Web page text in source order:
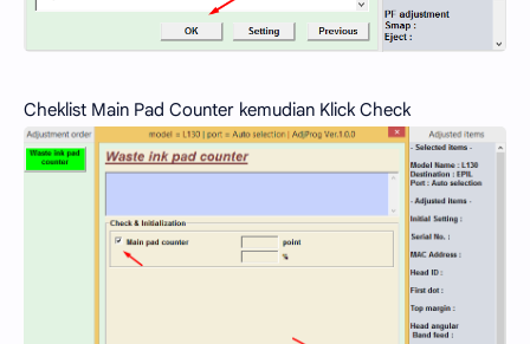
Cheklist Main Pad Counter kemudian Klick Check